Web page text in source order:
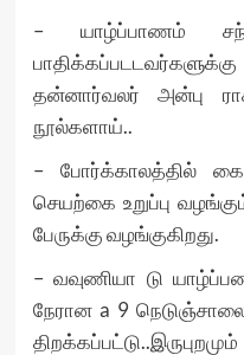
– யாழ்ப்பாணம்
தன்னார்வலர் அன்பு
நூல்களாய்..
– போர்க்காலத்தில்
செயற்கை உறுப்பு
பேருக்கு வழங்குகிறது.
– வவுணியா டு
நேரான a 9